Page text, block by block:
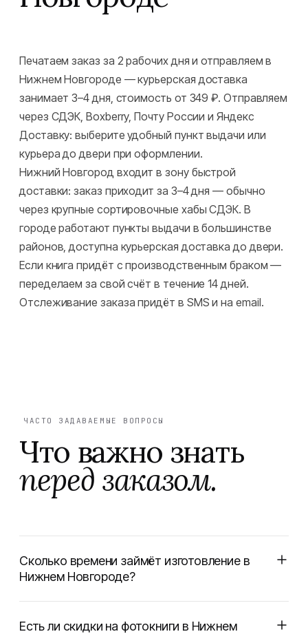
Печатаем заказ за 2 рабочих дня и отправляем в
Нижнем Новгороде — курьерская доставка
занимает 3–4 дня, стоимость от 349 ₽. Отправляем
через СДЭК, Boxberry, Почту России и Яндекс
Доставку: выберите удобный пункт выдачи или
курьера до двери при оформлении.
Нижний Новгород входит в зону быстрой
доставки: заказ приходит за 3–4 дня — обычно
через крупные сортировочные хабы СДЭК. В
городе работают пункты выдачи в большинстве
районов, доступна курьерская доставка до двери.
Если книга придёт с производственным браком —
переделаем за свой счёт в течение 14 дней.
Отслеживание заказа придёт в SMS и на email.
ЧАСТО ЗАДАВАЕМЫЕ ВОПРОСЫ
Что важно знать
перед заказом.
Сколько времени займёт изготовление в
Нижнем Новгороде?
Есть ли скидки на фотокниги в Нижнем